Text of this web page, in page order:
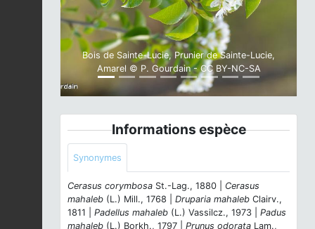
Bois de Sainte-Lucie, Prunier de Sainte-Lucie,
Amarel © P. Gourdain - CC BY-NC-SA
Informations espèce
Synonymes
Cerasus corymbosa St.-Lag., 1880 | Cerasus
mahaleb (L.) Mill., 1768 | Druparia mahaleb Clairv.,
1811 | Padellus mahaleb (L.) Vassilcz., 1973 | Padus
mahaleb (L.) Borkh., 1797 | Prunus odorata Lam.,